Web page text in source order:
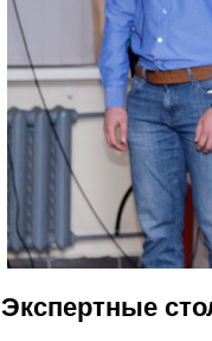
Экспертные